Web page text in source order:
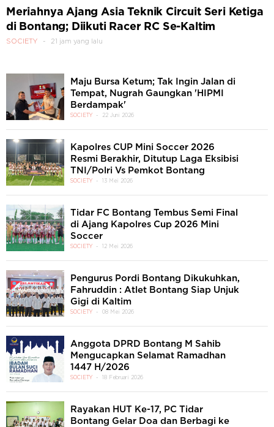
Meriahnya Ajang Asia Teknik Circuit Seri Ketiga
di Bontang; Diikuti Racer RC Se-Kaltim
SOCIETY 21 jam yang lalu
Maju Bursa Ketum; Tak Ingin Jalan di
Tempat, Nugrah Gaungkan 'HIPMI
Berdampak'
SOCIETY 22 Juni 2026
Kapolres CUP Mini Soccer 2026
Resmi Berakhir, Ditutup Laga Eksibisi
TNI/Polri Vs Pemkot Bontang
SOCIETY 13 Mei 2026
Tidar FC Bontang Tembus Semi Final
di Ajang Kapolres Cup 2026 Mini
Soccer
SOCIETY 12 Mei 2026
Pengurus Pordi Bontang Dikukuhkan,
Fahruddin : Atlet Bontang Siap Unjuk
Gigi di Kaltim
SOCIETY 08 Mei 2026
Anggota DPRD Bontang M Sahib
Mengucapkan Selamat Ramadhan
1447 H/2026
SOCIETY 18 Februari 2026
Rayakan HUT Ke-17, PC Tidar
Bontang Gelar Doa dan Berbagi ke